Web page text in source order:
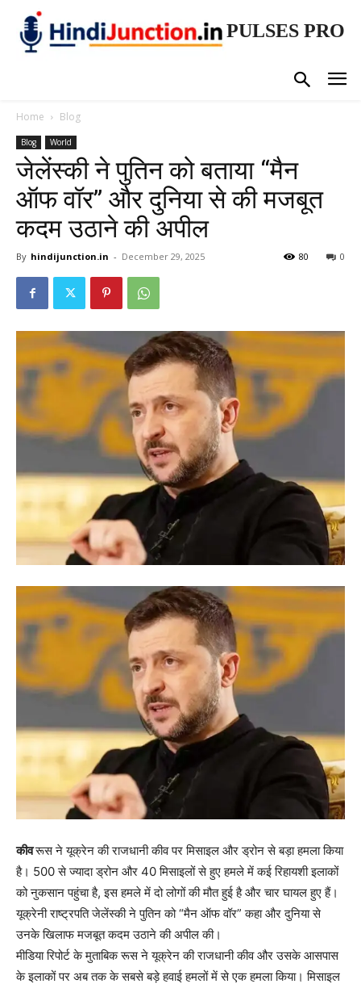
PULSES PRO
Home Blog
Blog World
जेलेंस्की ने पुतिन को बताया “मैन
ऑफ वॉर” और दुनिया से की मजबूत
कदम उठाने की अपील
By hindijunction.in - December 29, 2025 0
80
कीवरूस ने यूक्रेन की राजधानी कीव पर मिसाइल और ड्रोन से बड़ा हमला किया
है। 500 से ज्यादा ड्रोन और 40 मिसाइलों से हुए हमले में कई रिहायशी इलाकों
को नुकसान पहुंचा है, इस हमले में दो लोगों की मौत हुई है और चार घायल हुए हैं।
यूक्रेनी राष्ट्रपति जेलेंस्की ने पुतिन को “मैन ऑफ वॉर” कहा और दुनिया से
उनके खिलाफ मजबूत कदम उठाने की अपील की।
मीडिया रिपोर्ट के मुताबिक रूस ने यूक्रेन की राजधानी कीव और उसके आसपास
के इलाकों पर अब तक के सबसे बड़े हवाई हमलों में से एक हमला किया। मिसाइल